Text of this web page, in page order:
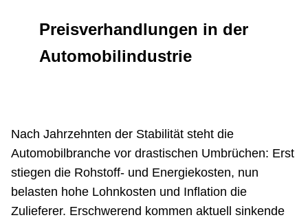
Preisverhandlungen in der
Automobilindustrie
Nach Jahrzehnten der Stabilität steht die
Automobilbranche vor drastischen Umbrüchen: Erst
stiegen die Rohstoff- und Energiekosten, nun
belasten hohe Lohnkosten und Inflation die
Zulieferer. Erschwerend kommen aktuell sinkende